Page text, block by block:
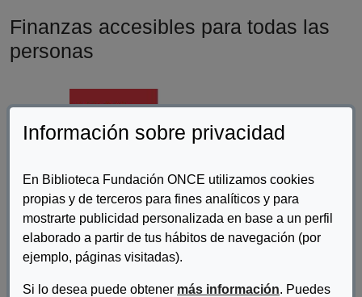
Información sobre privacidad
En Biblioteca Fundación ONCE utilizamos cookies
propias y de terceros para fines analíticos y para
mostrarte publicidad personalizada en base a un perfil
elaborado a partir de tus hábitos de navegación (por
ejemplo, páginas visitadas).
Si lo desea puede obtener más información. Puedes
Finanzas accesibles para todas las
personas